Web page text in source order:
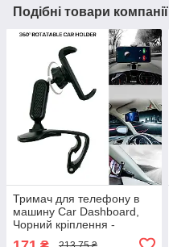
Подібні товари компанії
Тримач для телефону в
машину Car Dashboard,
Чорний кріплення -
автомобільний тримач для